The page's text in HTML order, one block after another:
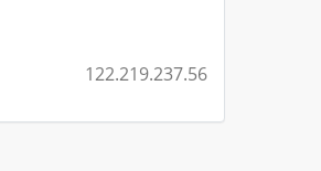
122.219.237.56